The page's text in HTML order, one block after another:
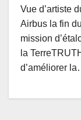
Vue d’artiste
Airbus la fin
mission
la
d’améliorer